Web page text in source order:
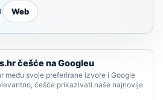
Web
češće na Googleu
među svoje preferirane izvore i Google
češće prikazivati naše najnovije